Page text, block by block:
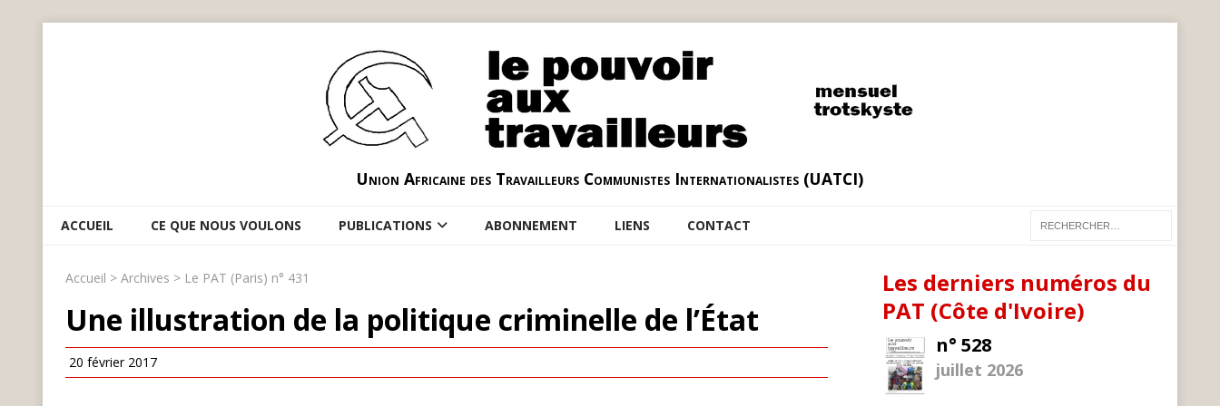
Union Africaine des Travailleurs Communistes Internationalistes (UATCI)
ACCUEIL CE QUE NOUS VOULONS PUBLICATIONS ABONNEMENT LIENS CONTACT
Accueil > Archives > Le PAT (Paris) n° 431
Une illustration de la politique criminelle de l’État
20 février 2017
Les derniers numéros du
PAT (Côte d'Ivoire)
n° 528
juillet 2026